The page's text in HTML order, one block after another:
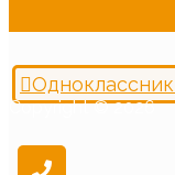
Copyright © 2026